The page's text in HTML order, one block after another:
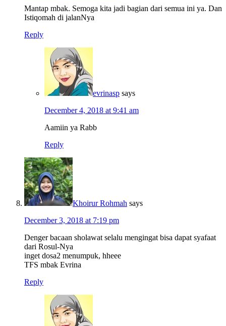
Mantap mbak. Semoga kita jadi bagian dari semua ini ya. Dan
Istiqomah di jalanNya
Reply
evrinasp says
December 4, 2018 at 9:41 am
Aamiin ya Rabb
Reply
Khoirur Rohmah says
December 3, 2018 at 7:19 pm
Denger bacaan sholawat selalu mengingat bisa dapat syafaat
dari Rosul-Nya
inget dosa2 menumpuk, hheee
TFS mbak Evrina
Reply